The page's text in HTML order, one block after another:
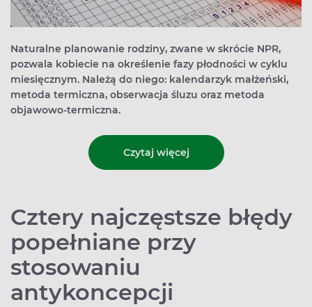
Naturalne planowanie rodziny, zwane w skrócie NPR,
pozwala kobiecie na określenie fazy płodności w cyklu
miesięcznym. Należą do niego: kalendarzyk małżeński,
metoda termiczna, obserwacja śluzu oraz metoda
objawowo-termiczna.
Czytaj więcej
Cztery najczęstsze błędy
popełniane przy
stosowaniu
antykoncepcji